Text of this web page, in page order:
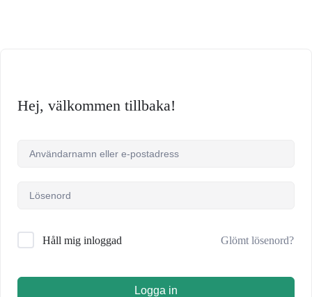
Hej, välkommen tillbaka!
Håll mig inloggad Glömt lösenord?
Logga in